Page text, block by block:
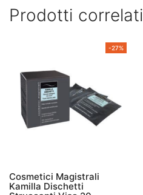
Prodotti correlati
-27%
Cosmetici Magistrali
Kamilla Dischetti